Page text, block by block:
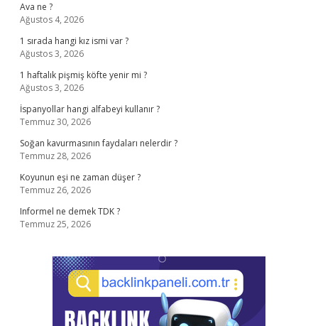
Ava ne ?
Ağustos 4, 2026
1 sırada hangi kız ismi var ?
Ağustos 3, 2026
1 haftalık pişmiş köfte yenir mi ?
Ağustos 3, 2026
İspanyollar hangi alfabeyi kullanır ?
Temmuz 30, 2026
Soğan kavurmasının faydaları nelerdir ?
Temmuz 28, 2026
Koyunun eşi ne zaman düşer ?
Temmuz 26, 2026
Informel ne demek TDK ?
Temmuz 25, 2026